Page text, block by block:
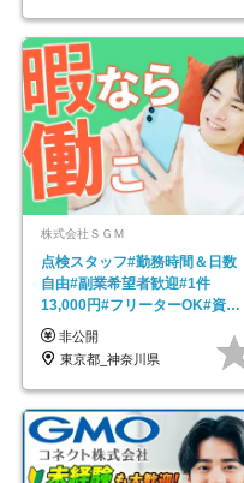
株式会社ＳＧＭ
点検スタッフ#勤務時間＆日数
自由#副業希望者歓迎#1件
13,000円#フリーターOK#資格
スキル不要
非公開
東京都_神奈川県